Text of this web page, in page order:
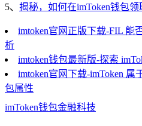
5、 揭秘，如何在imToken钱包领
imtoken官网正版下载-FIL 能
析
imtoken钱包最新版-探索
imtoken官网下载-imToken
包属性
imToken钱包金融科技